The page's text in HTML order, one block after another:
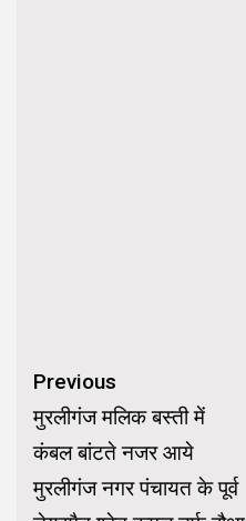
Continue
Reading
Previous
मुरलीगंज मलिक बस्ती में
कंबल बांटते नजर आये
मुरलीगंज नगर पंचायत के पूर्व